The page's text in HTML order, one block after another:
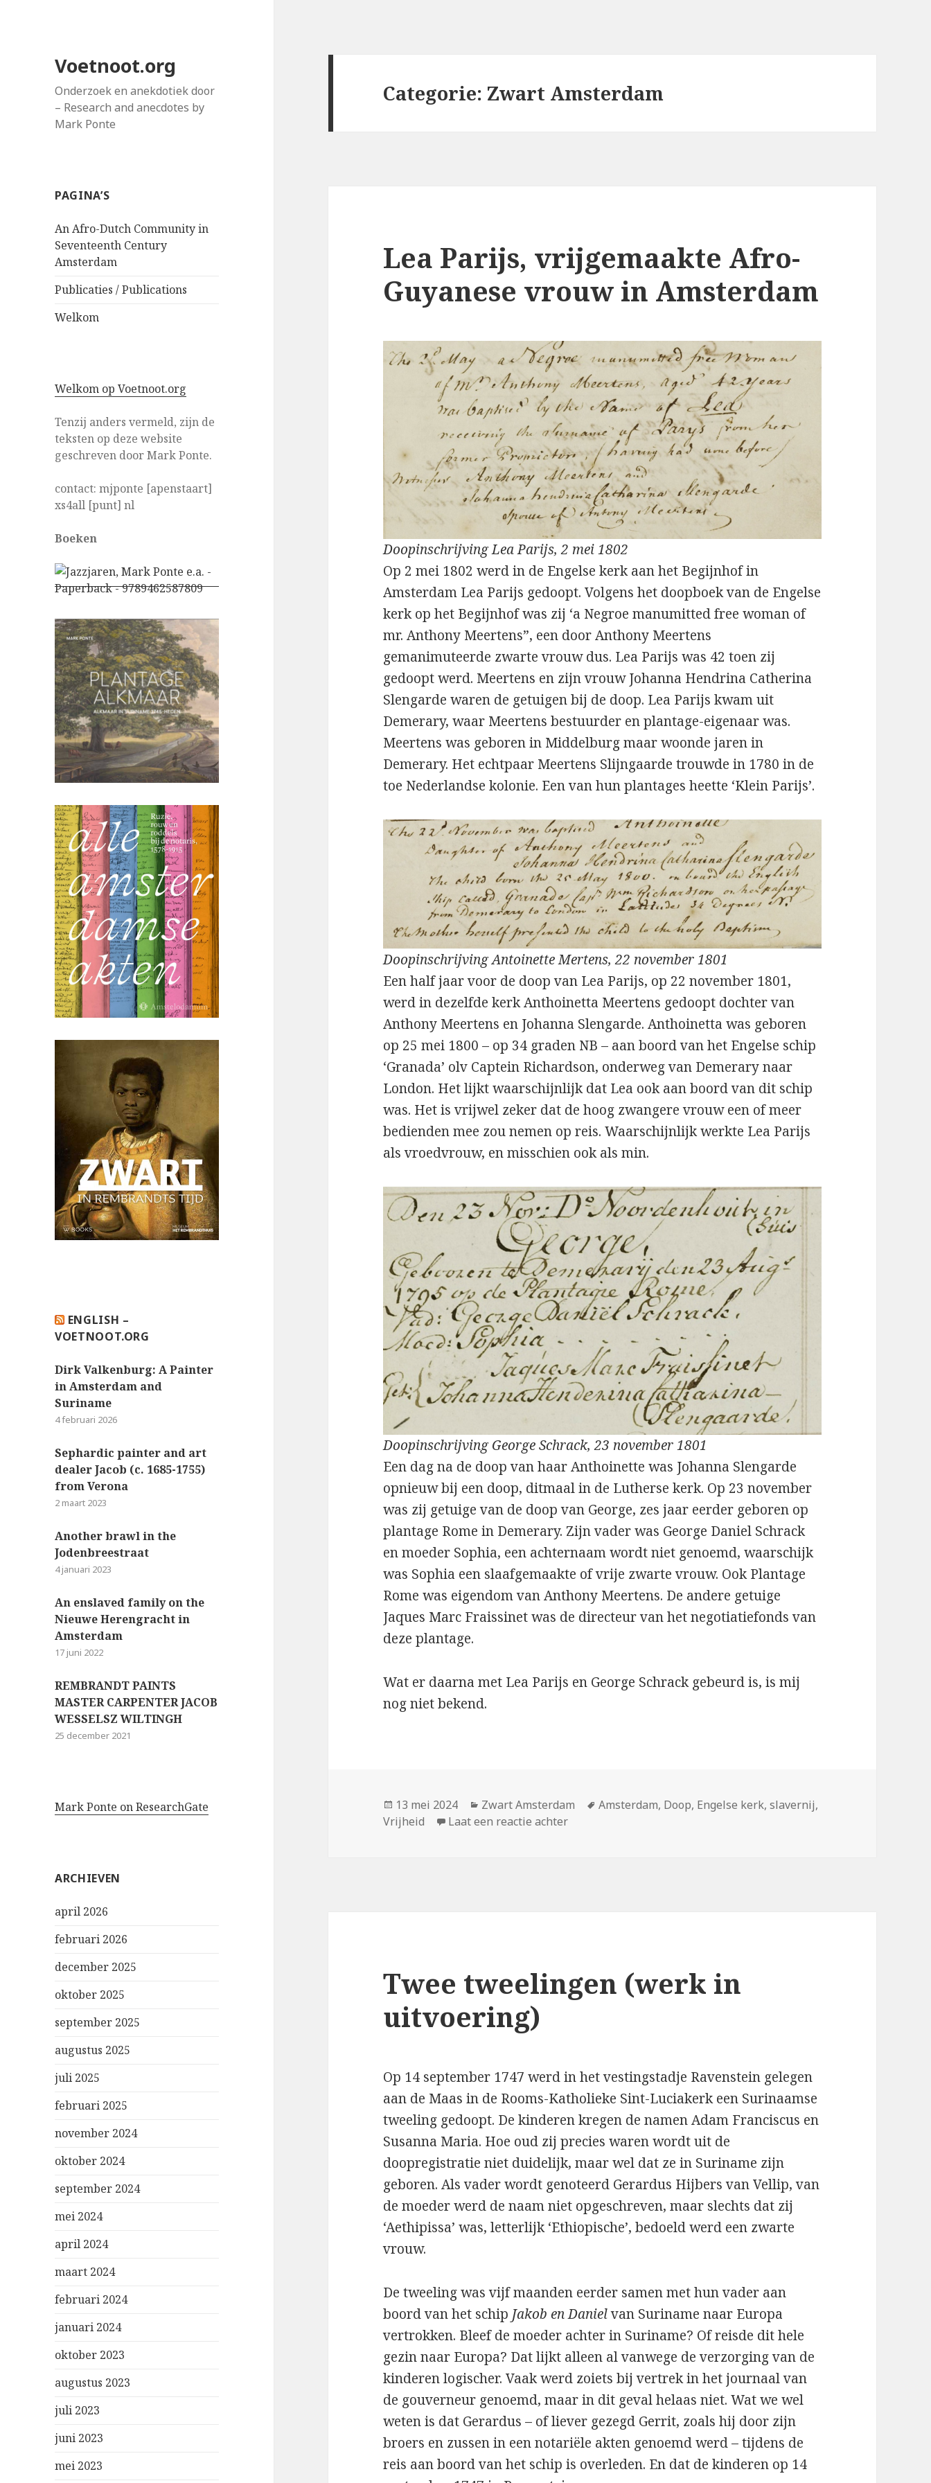
Voetnoot.org
Onderzoek en anekdotiek door
– Research and anecdotes by
Mark Ponte
PAGINA’S
An Afro-Dutch Community in
Seventeenth Century
Amsterdam
Publicaties / Publications
Welkom
Welkom op Voetnoot.org
Tenzij anders vermeld, zijn de
teksten op deze website
geschreven door Mark Ponte.
contact: mjponte [apenstaart]
xs4all [punt] nl
Boeken
ENGLISH –
VOETNOOT.ORG
Dirk Valkenburg: A Painter
in Amsterdam and
Suriname
4 februari 2026
Sephardic painter and art
dealer Jacob (c. 1685-1755)
from Verona
2 maart 2023
Another brawl in the
Jodenbreestraat
4 januari 2023
An enslaved family on the
Nieuwe Herengracht in
Amsterdam
17 juni 2022
REMBRANDT PAINTS
MASTER CARPENTER JACOB
WESSELSZ WILTINGH
25 december 2021
Mark Ponte on ResearchGate
ARCHIEVEN
april 2026
februari 2026
december 2025
oktober 2025
september 2025
augustus 2025
juli 2025
februari 2025
november 2024
oktober 2024
september 2024
mei 2024
april 2024
maart 2024
februari 2024
januari 2024
oktober 2023
augustus 2023
juli 2023
juni 2023
mei 2023
Categorie: Zwart Amsterdam
Lea Parijs, vrijgemaakte Afro-
Guyanese vrouw in Amsterdam
Doopinschrijving Lea Parijs, 2 mei 1802
Op 2 mei 1802 werd in de Engelse kerk aan het Begijnhof in
Amsterdam Lea Parijs gedoopt. Volgens het doopboek van de Engelse
kerk op het Begijnhof was zij ‘a Negroe manumitted free woman of
mr. Anthony Meertens”, een door Anthony Meertens
gemanimuteerde zwarte vrouw dus. Lea Parijs was 42 toen zij
gedoopt werd. Meertens en zijn vrouw Johanna Hendrina Catherina
Slengarde waren de getuigen bij de doop. Lea Parijs kwam uit
Demerary, waar Meertens bestuurder en plantage-eigenaar was.
Meertens was geboren in Middelburg maar woonde jaren in
Demerary. Het echtpaar Meertens Slijngaarde trouwde in 1780 in de
toe Nederlandse kolonie. Een van hun plantages heette ‘Klein Parijs’.
Doopinschrijving Antoinette Mertens, 22 november 1801
Een half jaar voor de doop van Lea Parijs, op 22 november 1801,
werd in dezelfde kerk Anthoinetta Meertens gedoopt dochter van
Anthony Meertens en Johanna Slengarde. Anthoinetta was geboren
op 25 mei 1800 – op 34 graden NB – aan boord van het Engelse schip
‘Granada’ olv Captein Richardson, onderweg van Demerary naar
London. Het lijkt waarschijnlijk dat Lea ook aan boord van dit schip
was. Het is vrijwel zeker dat de hoog zwangere vrouw een of meer
bedienden mee zou nemen op reis. Waarschijnlijk werkte Lea Parijs
als vroedvrouw, en misschien ook als min.
Doopinschrijving George Schrack, 23 november 1801
Een dag na de doop van haar Anthoinette was Johanna Slengarde
opnieuw bij een doop, ditmaal in de Lutherse kerk. Op 23 november
was zij getuige van de doop van George, zes jaar eerder geboren op
plantage Rome in Demerary. Zijn vader was George Daniel Schrack
en moeder Sophia, een achternaam wordt niet genoemd, waarschijk
was Sophia een slaafgemaakte of vrije zwarte vrouw. Ook Plantage
Rome was eigendom van Anthony Meertens. De andere getuige
Jaques Marc Fraissinet was de directeur van het negotiatiefonds van
deze plantage.
Wat er daarna met Lea Parijs en George Schrack gebeurd is, is mij
nog niet bekend.
Geplaatst
op
13 mei 2024 Categorieën
Zwart Amsterdam Tags
Amsterdam, Doop, Engelse kerk,slavernij,
Vrijheid
Laat een reactie achterop Lea Parijs, vrijgemaakte Afro-Guyanese vrouw in Amsterdam
Twee tweelingen (werk in
uitvoering)
Op 14 september 1747 werd in het vestingstadje Ravenstein gelegen
aan de Maas in de Rooms-Katholieke Sint-Luciakerk een Surinaamse
tweeling gedoopt. De kinderen kregen de namen Adam Franciscus en
Susanna Maria. Hoe oud zij precies waren wordt uit de
doopregistratie niet duidelijk, maar wel dat ze in Suriname zijn
geboren. Als vader wordt genoteerd Gerardus Hijbers van Vellip, van
de moeder werd de naam niet opgeschreven, maar slechts dat zij
‘Aethipissa’ was, letterlijk ‘Ethiopische’, bedoeld werd een zwarte
vrouw.
De tweeling was vijf maanden eerder samen met hun vader aan
boord van het schip Jakob en Danielvan Suriname naar Europa
vertrokken. Bleef de moeder achter in Suriname? Of reisde dit hele
gezin naar Europa? Dat lijkt alleen al vanwege de verzorging van de
kinderen logischer. Vaak werd zoiets bij vertrek in het journaal van
de gouverneur genoemd, maar in dit geval helaas niet. Wat we wel
weten is dat Gerardus – of liever gezegd Gerrit, zoals hij door zijn
broers en zussen in een notariële akten genoemd werd – tijdens de
reis aan boord van het schip is overleden. En dat de kinderen op 14